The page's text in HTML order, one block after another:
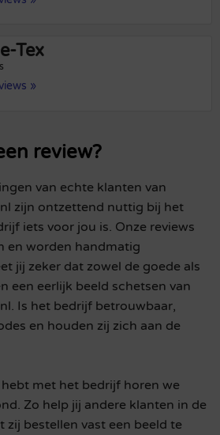
Tex
»
review?
van echte klanten van
zijn ontzettend nuttig bij het
iets voor jou is. Onze reviews
en worden handmatig
jij zeker dat zowel de goede als
een eerlijk beeld schetsen van
Is het bedrijf betrouwbaar,
en houden zij zich aan de
met het bedrijf horen we
Zo help jij andere klanten in de
bestellen vast een beeld te